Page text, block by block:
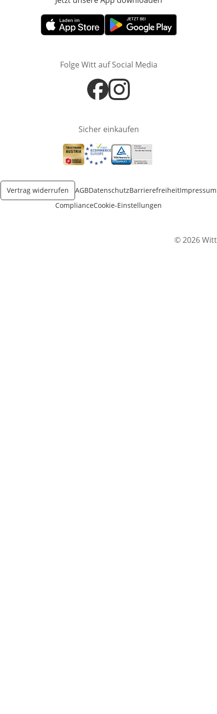
Öffnet in neuem FensterÖffnet in neuem Fenster
Folge Witt auf Social Media
Öffnet in neuem Fenster
Öffnet in neuem Fenster
Sicher einkaufen
Öffnet in neuem Fenster
Öffnet in neuem Fenster
Öffnet in neuem Fenster
Vertrag widerrufen AGBDatenschutzBarrierefreiheitImpressum
ComplianceCookie-Einstellungen
© 2026 Witt